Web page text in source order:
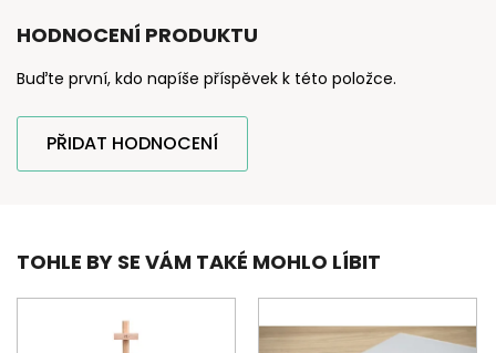
HODNOCENÍ PRODUKTU
Buďte první, kdo napíše příspěvek k této položce.
PŘIDAT HODNOCENÍ
TOHLE BY SE VÁM TAKÉ MOHLO LÍBIT